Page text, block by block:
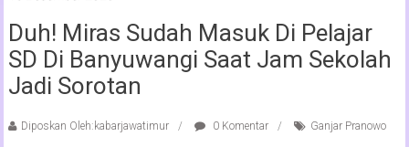
Duh! Miras Sudah Masuk Di Pelajar
SD Di Banyuwangi Saat Jam Sekolah
Jadi Sorotan
Diposkan Oleh:kabarjawatimur 0 Komentar Ganjar Pranowo